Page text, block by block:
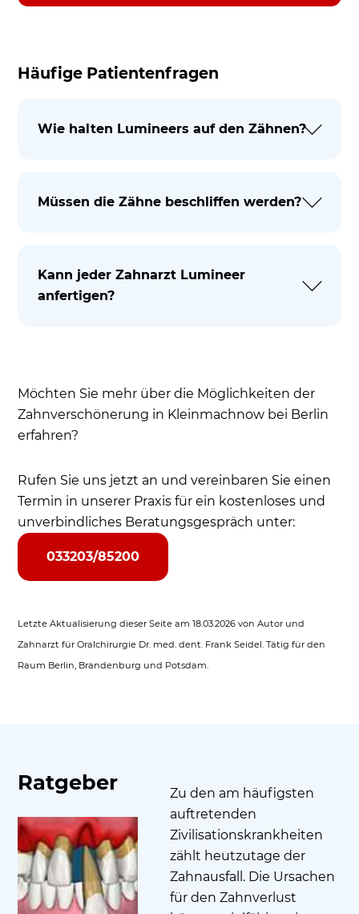
Häufige Patientenfragen
Wie halten Lumineers auf den Zähnen?
Müssen die Zähne beschliffen werden?
Kann jeder Zahnarzt Lumineer
anfertigen?
Möchten Sie mehr über die Möglichkeiten der
Zahnverschönerung in Kleinmachnow bei Berlin
erfahren?
Rufen Sie uns jetzt an und vereinbaren Sie einen
Termin in unserer Praxis für ein kostenloses und
unverbindliches Beratungsgespräch unter:
033203/85200
Letzte Aktualisierung dieser Seite am 18.03.2026 von Autor und
Zahnarzt für Oralchirurgie Dr. med. dent. Frank Seidel. Tätig für den
Raum Berlin, Brandenburg und Potsdam.
Ratgeber
Zu den am häufigsten
auftretenden
Zivilisationskrankheiten
zählt heutzutage der
Zahnausfall. Die Ursachen
für den Zahnverlust